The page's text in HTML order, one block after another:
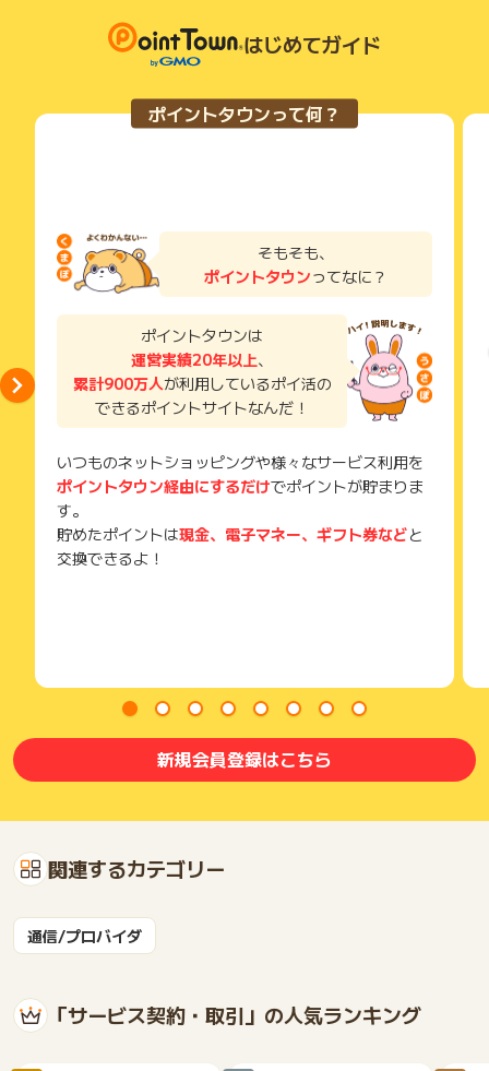
※お申込みから獲得反映期間＋３０日以上経過している場合お問
い合わせを受け付けることが出来かねます。
してはお申込みから６０日を経過したお問い合わせの受付はい
たしかねます。
お問い合わせをした場合、ポイント獲得対象外となる場合がご
ざいます。
て一度でも同サービス・お買い物を利用されたことがある場合
ご利用前には、Cookieの削除をおこなっていただくことを推奨
サービス・お買い物利用時にお電話など2つ以上の申し込み方
法がある場合、必ずサイト上のWEBフォームからお申し込みく
了などのメールは、ポイント獲得するまで必ず保管してくださ
獲得待ち・獲得失敗の状態でお問い合わせされる際に、該当の
メールを送っていただく場合がございます。
そのため、紛失・破棄された場合は対応いたしかねますので、
ご注意ください。
(※) SafariやChromeなどwebサイトを表示するアプリのこと
条件を達成しているかどうかは各広告主ではなく、代理店が行
っているため、広告主はポイントに関する詳細を把握しており
そのため、ポイントタウンのポイントに関するお問い合わせを
広告主様に直接行わないようお願いいたします。
✅今なら最大125,000円キャッシュバックのチャンスも！
今なら、超お得なキャンペーン中！
✅初月わずか770円（税込）でスタート！
✅ 2〜36ヵ月目も月額4,180円（税込）でずっとおトク！
✅ さらに月月割が48ヵ月続くから、長期利用も安心！
３、工事不要＆即日開通！ 届いたその日からすぐ使える。
４、SoftBankの信頼性。 全国で支持されている安心品質。
５、「SoftBank あんしん乗り換えキャンペーン」もお見逃し
はじめてガイド
ポイントタウンって何？
そもそも、
ポイントタウンってなに？
ポイントタウンは
運営実績20年以上、
累計900万人が利用しているポイ活の
できるポイントサイトなんだ！
いつものネットショッピングや様々なサービス利用を
ポイントタウン経由にするだけでポイントが貯まりま
す。
貯めたポイントは現金、電子マネー、ギフト券などと
交換できるよ！
新規会員登録はこちら
関連するカテゴリー
通信/プロバイダ
「サービス契約・取引」の人気ランキング